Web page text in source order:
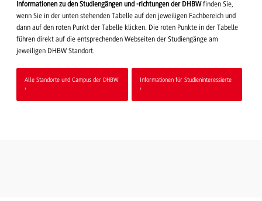
Informationen zu den Studiengängen und -richtungen der DHBWfinden Sie,
wenn Sie in der unten stehenden Tabelle auf den jeweiligen Fachbereich und
dann auf den roten Punkt der Tabelle klicken. Die roten Punkte in der Tabelle
führen direkt auf die entsprechenden Webseiten der Studiengänge am
jeweiligen DHBW Standort.
Alle Standorte und Campus der DHBW Informationen für Studieninteressierte